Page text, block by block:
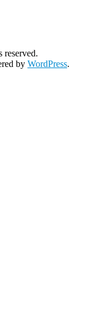
reserved.
by WordPress.